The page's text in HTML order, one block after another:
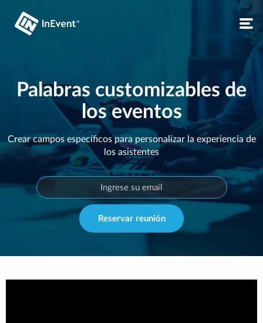
Palabras customizables de
los eventos
Crear campos específicos para personalizar la experiencia de
los asistentes
Reservar reunión